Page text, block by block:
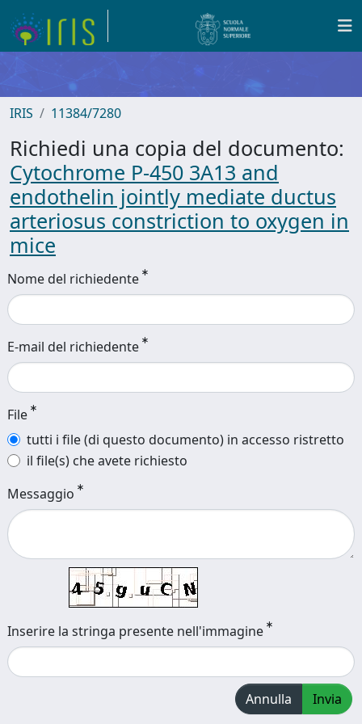
IRIS 11384/7280
Richiedi una copia del documento:
Cytochrome P-450 3A13 and
endothelin jointly mediate ductus
arteriosus constriction to oxygen in
mice
Nome del richiedente
E-mail del richiedente
File
tutti i file (di questo documento) in accesso ristretto
il file(s) che avete richiesto
Messaggio
Inserire la stringa presente nell'immagine
Annulla Invia